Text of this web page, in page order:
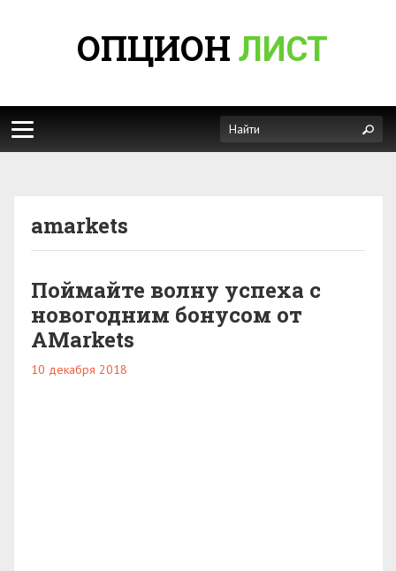
ОПЦИОН ЛИСТ
amarkets
Поймайте волну успеха с
новогодним бонусом от
AMarkets
10 декабря 2018